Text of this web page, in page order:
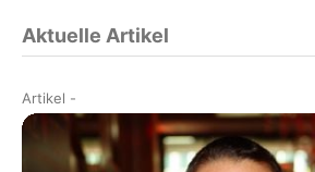
Aktuelle Artikel
Artikel -